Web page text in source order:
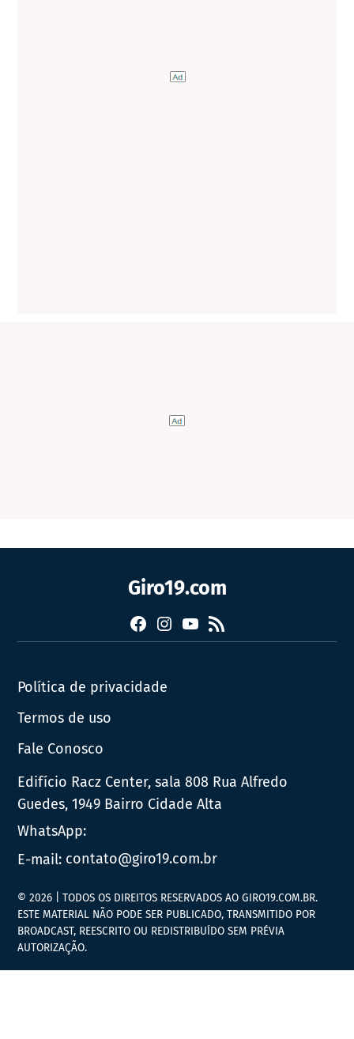
Giro19.com
FacebookInstagram
YouTube
RSS
Política de privacidade
Termos de uso
Fale Conosco
Edifício Racz Center, sala 808 Rua Alfredo
Guedes, 1949 Bairro Cidade Alta
WhatsApp:
E-mail: contato@giro19.com.br
© 2026 | TODOS OS DIREITOS RESERVADOS AO GIRO19.COM.BR.
ESTE MATERIAL NÃO PODE SER PUBLICADO, TRANSMITIDO POR
BROADCAST, REESCRITO OU REDISTRIBUÍDO SEM PRÉVIA
AUTORIZAÇÃO.